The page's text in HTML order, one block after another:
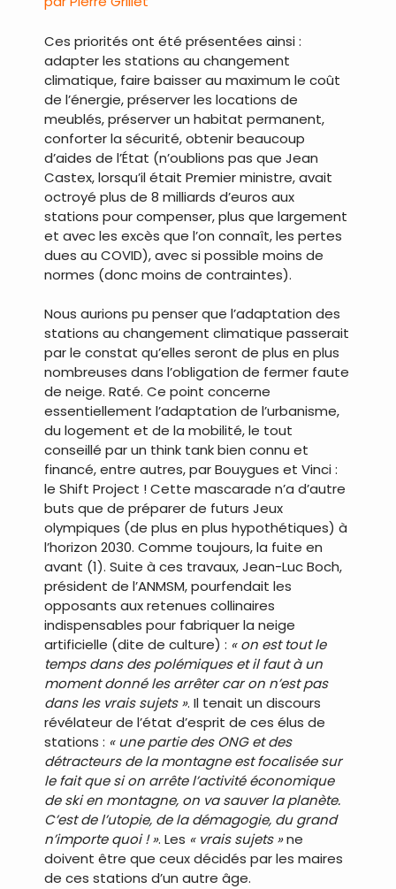
Ces priorités ont été présentées ainsi :
adapter les stations au changement
climatique, faire baisser au maximum le coût
de l’énergie, préserver les locations de
meublés, préserver un habitat permanent,
conforter la sécurité, obtenir beaucoup
d’aides de l’État (n’oublions pas que Jean
Castex, lorsqu’il était Premier ministre, avait
octroyé plus de 8 milliards d’euros aux
stations pour compenser, plus que largement
et avec les excès que l’on connaît, les pertes
dues au COVID), avec si possible moins de
normes (donc moins de contraintes).
Nous aurions pu penser que l’adaptation des
stations au changement climatique passerait
par le constat qu’elles seront de plus en plus
nombreuses dans l’obligation de fermer faute
de neige. Raté. Ce point concerne
essentiellement l’adaptation de l’urbanisme,
du logement et de la mobilité, le tout
conseillé par un think tank bien connu et
financé, entre autres, par Bouygues et Vinci :
le Shift Project ! Cette mascarade n’a d’autre
buts que de préparer de futurs Jeux
olympiques (de plus en plus hypothétiques) à
l’horizon 2030. Comme toujours, la fuite en
avant (1). Suite à ces travaux, Jean-Luc Boch,
président de l’ANMSM, pourfendait les
opposants aux retenues collinaires
indispensables pour fabriquer la neige
artificielle (dite de culture) : « on est tout le
temps dans des polémiques et il faut à un
moment donné les arrêter car on n’est pas
dans les vrais sujets ». Il tenait un discours
révélateur de l’état d’esprit de ces élus de
stations : « une partie des ONG et des
détracteurs de la montagne est focalisée sur
le fait que si on arrête l’activité économique
de ski en montagne, on va sauver la planète.
C’est de l’utopie, de la démagogie, du grand
n’importe quoi ! ». Les « vrais sujets »ne
doivent être que ceux décidés par les maires
de ces stations d’un autre âge.